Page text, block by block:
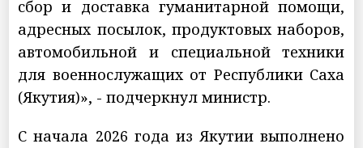
сбор и доставка гуманитарной помощи,
адресных посылок, продуктовых наборов,
автомобильной и специальной техники
для военнослужащих от Республики Саха
(Якутия)», - подчеркнул министр.
С начала 2026 года из Якутии выполнено